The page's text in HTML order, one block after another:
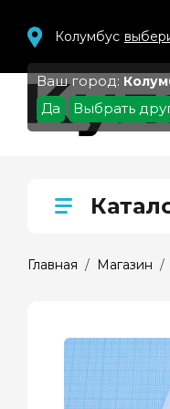
Колумбус
Ваш город:
Да
Выбрать
Главная / Магазин /